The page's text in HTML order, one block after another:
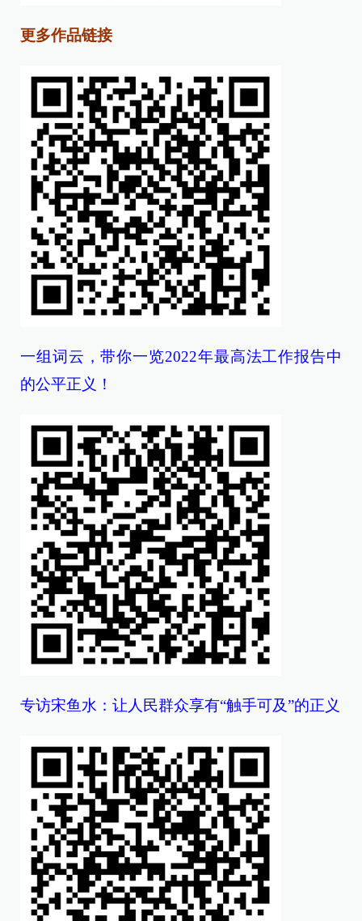
更多作品链接
一组词云，带你一览2022年最高法工作报告中
的公平正义！
专访宋鱼水：让人民群众享有“触手可及”的正义